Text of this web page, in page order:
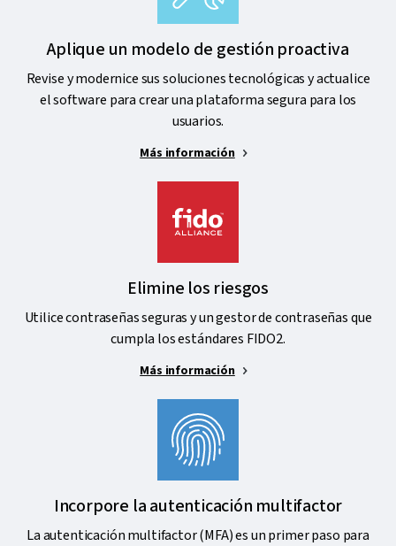
Aplique un modelo de gestión proactiva
Revise y modernice sus soluciones tecnológicas y actualice
el software para crear una plataforma segura para los
usuarios.
Más información
Elimine los riesgos
Utilice contraseñas seguras y un gestor de contraseñas que
cumpla los estándares FIDO2.
Más información
Incorpore la autenticación multifactor
La autenticación multifactor (MFA) es un primer paso para